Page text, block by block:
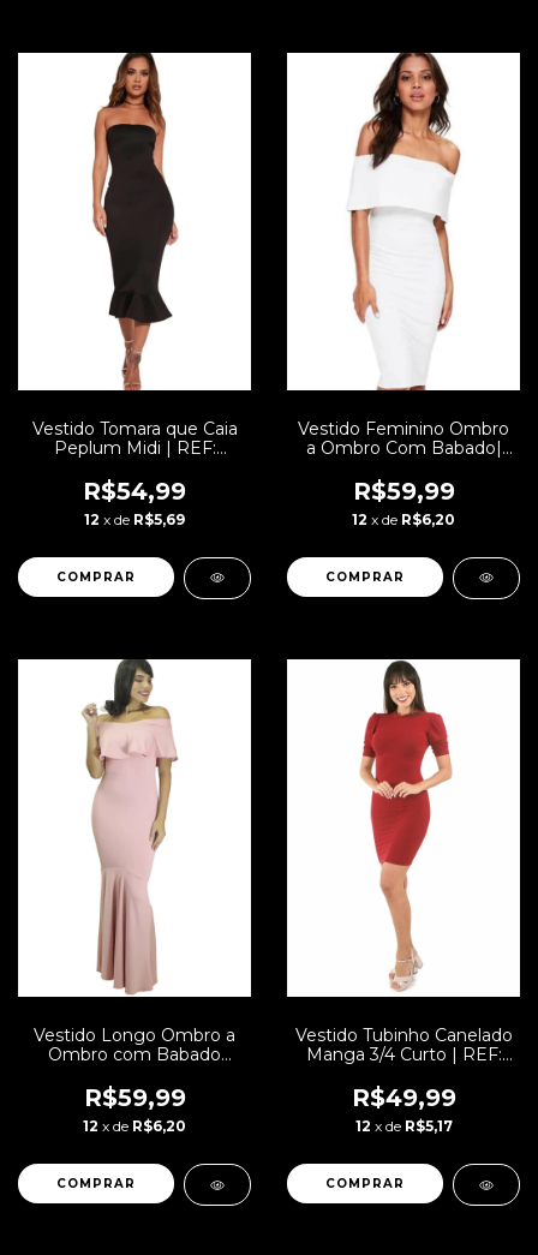
Vestido Tomara que Caia
Peplum Midi | REF:
R$54,99
12 x de R$5,69
COMPRAR
Vestido Feminino Ombro
a Ombro Com Babado|
R$59,99
12 x de R$6,20
COMPRAR
Vestido Longo Ombro a
Ombro com Babado
Sereia Festa | REF: VK4
R$59,99
12 x de R$6,20
COMPRAR
Vestido Tubinho Canelado
Manga 3/4 Curto | REF:
R$49,99
12 x de R$5,17
COMPRAR